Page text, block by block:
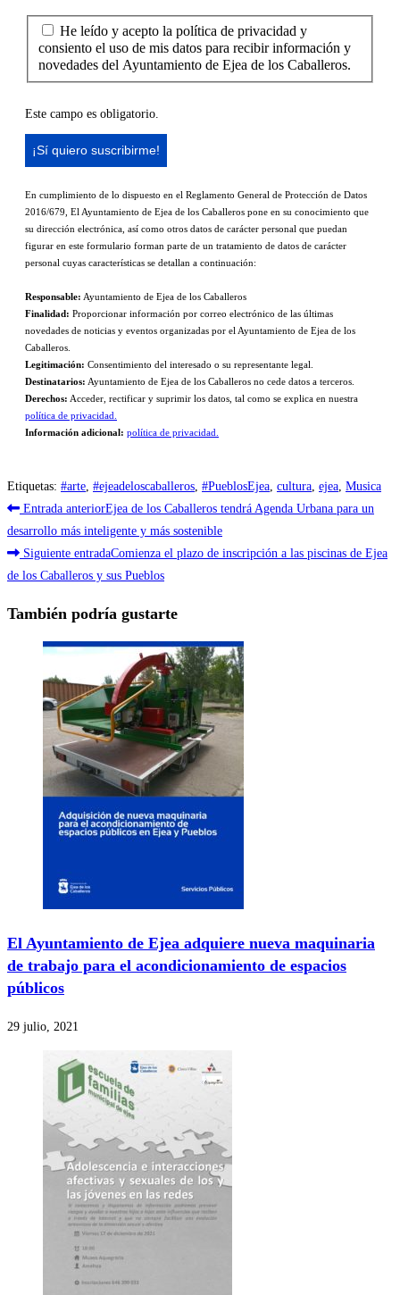
He leído y acepto la política de privacidad y
consiento el uso de mis datos para recibir información y
novedades del Ayuntamiento de Ejea de los Caballeros.
Este campo es obligatorio.
En cumplimiento de lo dispuesto en el Reglamento General de Protección de Datos
2016/679, El Ayuntamiento de Ejea de los Caballeros pone en su conocimiento que
su dirección electrónica, así como otros datos de carácter personal que puedan
figurar en este formulario forman parte de un tratamiento de datos de carácter
personal cuyas características se detallan a continuación:
Responsable: Ayuntamiento de Ejea de los Caballeros
Finalidad: Proporcionar información por correo electrónico de las últimas
novedades de noticias y eventos organizadas por el Ayuntamiento de Ejea de los
Caballeros.
Legitimación: Consentimiento del interesado o su representante legal.
Destinatarios: Ayuntamiento de Ejea de los Caballeros no cede datos a terceros.
Derechos: Acceder, rectificar y suprimir los datos, tal como se explica en nuestra
política de privacidad.
Información adicional: política de privacidad.
Etiquetas: #arte #ejeadeloscaballeros #PueblosEjea cultura ejea Musica
Leer
más
artículos
Entrada anteriorEjea de los Caballeros tendrá Agenda Urbana para un
desarrollo más inteligente y más sostenible
Siguiente entradaComienza el plazo de inscripción a las piscinas de Ejea
de los Caballeros y sus Pueblos
También podría gustarte
El Ayuntamiento de Ejea adquiere nueva maquinaria
de trabajo para el acondicionamiento de espacios
públicos
29 julio, 2021